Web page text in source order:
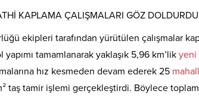
KAPLAMA ÇALIŞMALARI GÖZ DOLDURDU
ekipleri tarafından yürütülen çalışmalar
yapımı tamamlanarak yaklaşık 5,96 km’lik yeni
hız kesmeden devam ederek 25
taş tamir işlemi gerçekleştirdi. Böylece